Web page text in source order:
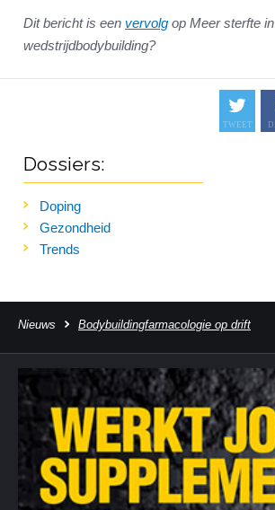
Dit bericht is een vervolg op Meer sterfte in
wedstrijdbodybuilding?
Dossiers:
Doping
Gezondheid
Trends
Nieuws Bodybuildingfarmacologie op drift